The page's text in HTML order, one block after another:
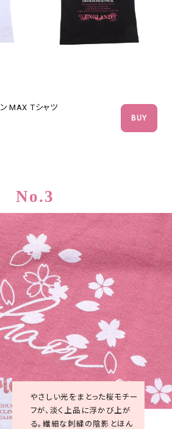
MAX Tシャツ
BUY
No.3
やさしい光をまとった桜モチー
フが、淡く上品に浮かび上が
る。繊細な刺繍の陰影とほん